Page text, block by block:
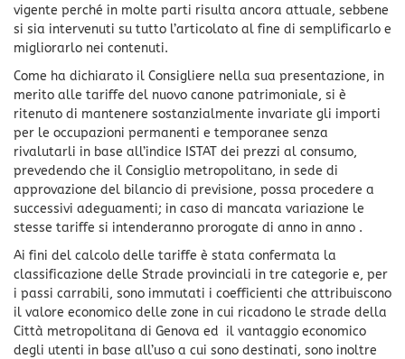
vigente perché in molte parti risulta ancora attuale, sebbene
si sia intervenuti su tutto l’articolato al fine di semplificarlo e
migliorarlo nei contenuti.
Come ha dichiarato il Consigliere nella sua presentazione, in
merito alle tariffe del nuovo canone patrimoniale, si è
ritenuto di mantenere sostanzialmente invariate gli importi
per le occupazioni permanenti e temporanee senza
rivalutarli in base all’indice ISTAT dei prezzi al consumo,
prevedendo che il Consiglio metropolitano, in sede di
approvazione del bilancio di previsione, possa procedere a
successivi adeguamenti; in caso di mancata variazione le
stesse tariffe si intenderanno prorogate di anno in anno .
Ai fini del calcolo delle tariffe è stata confermata la
classificazione delle Strade provinciali in tre categorie e, per
i passi carrabili, sono immutati i coefficienti che attribuiscono
il valore economico delle zone in cui ricadono le strade della
Città metropolitana di Genova ed il vantaggio economico
degli utenti in base all’uso a cui sono destinati, sono inoltre